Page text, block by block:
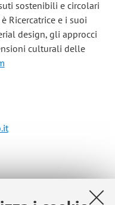
sostenibili e circolari
Ricercatrice e i suoi
design, gli approcci
culturali delle